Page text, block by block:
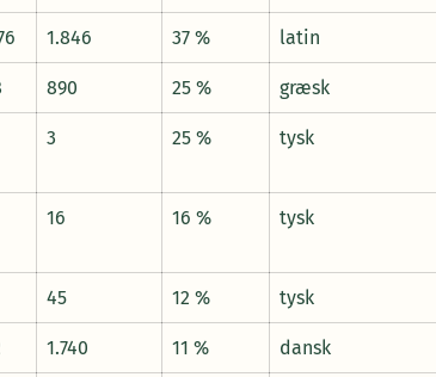
1.846 37 % latin
890 25 % græsk
3 25 % tysk
16 16 % tysk
45 12 % tysk
1.740 11 % dansk